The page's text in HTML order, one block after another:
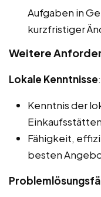
Aufgaben in
kurzfristiger
Weitere
Lokale Kenntnisse:
Kenntnis der
Fähigkeit,
besten